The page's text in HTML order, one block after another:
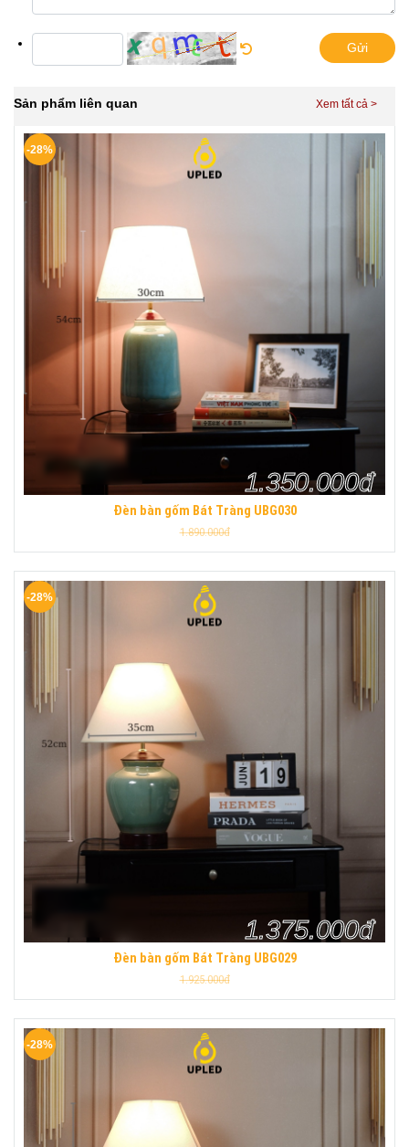
Gửi
Sản phẩm liên quan
Đèn bàn gốm Bát Tràng UBG030
1.350.000đ
1.890.000đ
-28%
Đèn bàn gốm Bát Tràng UBG029
1.375.000đ
1.925.000đ
-28%
-28%